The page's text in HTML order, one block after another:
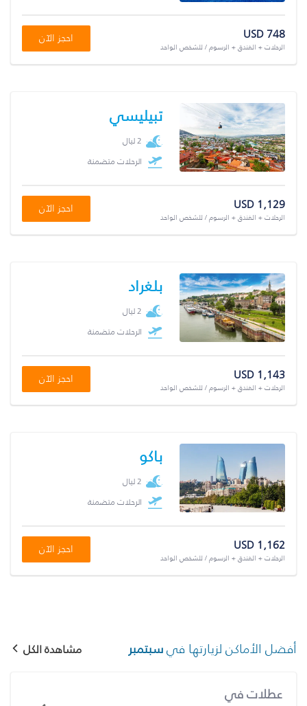
USD 748
الرحلات + الفندق + الرسوم / للشخص الواحد
احجز الآن
تبيليسي
2 ليال
الرحلات متضمنة
USD 1,129
الرحلات + الفندق + الرسوم / للشخص الواحد
احجز الآن
بلغراد
2 ليال
الرحلات متضمنة
USD 1,143
الرحلات + الفندق + الرسوم / للشخص الواحد
احجز الآن
باكو
2 ليال
الرحلات متضمنة
USD 1,162
الرحلات + الفندق + الرسوم / للشخص الواحد
احجز الآن
أفضل الأماكن لزيارتها فيسبتمبر مشاهدة الكل
عطلات في